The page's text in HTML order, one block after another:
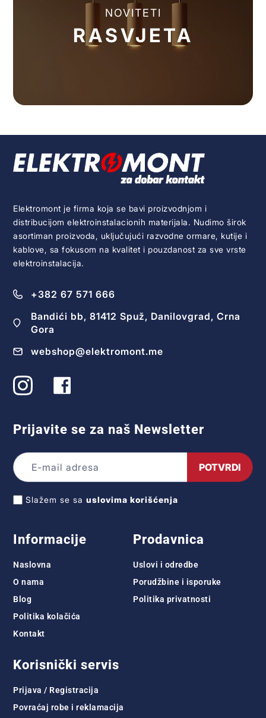
NOVITETI
RASVJETA
Elektromont je firma koja se bavi proizvodnjom i
distribucijom elektroinstalacionih materijala. Nudimo širok
asortiman proizvoda, uključujući razvodne ormare, kutije i
kablove, sa fokusom na kvalitet i pouzdanost za sve vrste
elektroinstalacija.
+382 67 571 666
Bandići bb, 81412 Spuž, Danilovgrad, Crna
Gora
webshop@elektromont.me
Prijavite se za naš Newsletter
POTVRDI
Slažem se sauslovima korišćenja
Informacije
Naslovna
O nama
Blog
Politika kolačića
Kontakt
Prodavnica
Uslovi i odredbe
Porudžbine i isporuke
Politika privatnosti
Korisnički servis
Prijava / Registracija
Povraćaj robe i reklamacija